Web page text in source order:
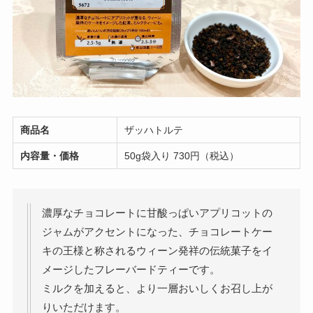
商品名 ザッハトルテ
内容量・価格 50g袋入り 730円（税込）
濃厚なチョコレートに甘酸っぱいアプリコットの
ジャムがアクセントになった、チョコレートケー
キの王様と称されるウィーン発祥の伝統菓子をイ
メージしたフレーバードティーです。
ミルクを加えると、より一層おいしくお召し上が
りいただけます。